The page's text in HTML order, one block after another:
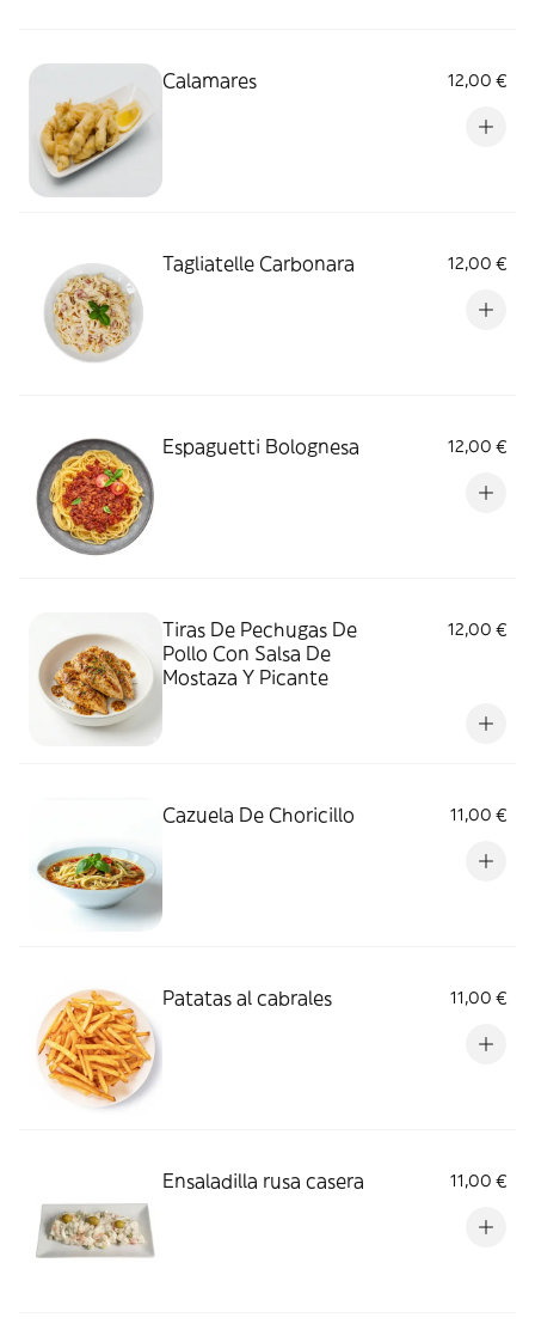
Calamares 12,00 €
Tagliatelle Carbonara 12,00 €
Espaguetti Bolognesa 12,00 €
Tiras De Pechugas De
Pollo Con Salsa De
Mostaza Y Picante
12,00 €
Cazuela De Choricillo 11,00 €
Patatas al cabrales 11,00 €
Ensaladilla rusa casera 11,00 €